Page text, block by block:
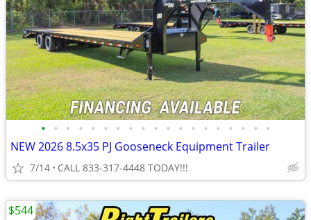
• • • • • • • • • • • • • • • • • • •
NEW 2026 8.5x35 PJ Gooseneck Equipment Trailer
7/14 CALL 833-317-4448 TODAY!!!
$544